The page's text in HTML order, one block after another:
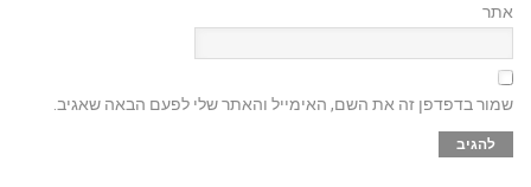
אתר
שמור בדפדפן זה את השם, האימייל והאתר שלי לפעם הבאה שאגיב.